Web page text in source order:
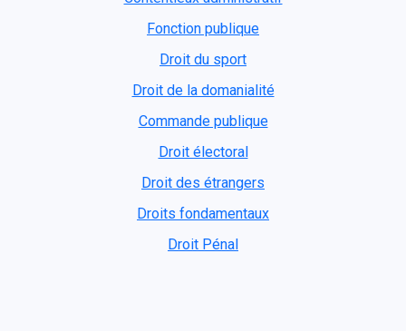
Fonction publique
Droit du sport
Droit de la domanialité
Commande publique
Droit électoral
Droit des étrangers
Droits fondamentaux
Droit Pénal